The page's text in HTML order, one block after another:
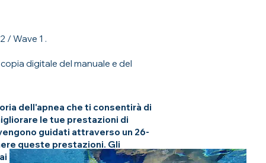
/ Wave 1 .
digitale del manuale e del
dell'apnea che ti consentirà di
le tue prestazioni di
guidati attraverso un 26-
queste prestazioni. Gli
modi per incorporarli in un regime